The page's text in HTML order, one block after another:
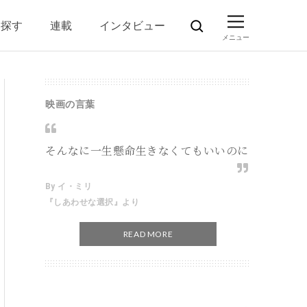
す 連載 インタビュー
映画の言葉
そんなに一生懸命生きなくてもいいのに
By イ・ミリ
『しあわせな選択』より
READ MORE